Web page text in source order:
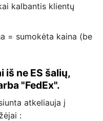
kalbantis klientų
= sumokėta kaina (be
ne ES šalių,
"FedEx".
atkeliauja į
: